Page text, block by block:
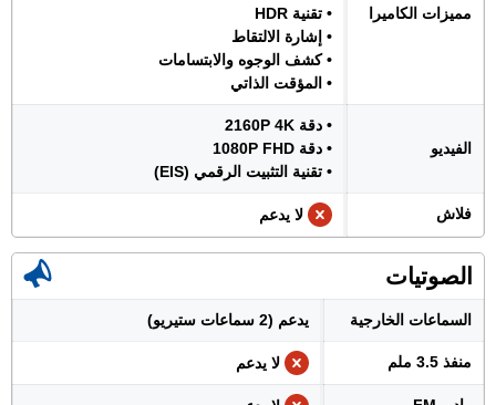
مميزات الكاميرا
• تقنية HDR
• إشارة الالتقاط
• كشف الوجوه والابتسامات
• المؤقت الذاتي
الفيديو
• دقة 2160P 4K
• دقة 1080P FHD
• تقنية التثبيت الرقمي (EIS)
فلاش لا يدعم
الصوتيات
السماعات الخارجية يدعم (2 سماعات ستيريو)
منفذ 3.5 ملم لا يدعم